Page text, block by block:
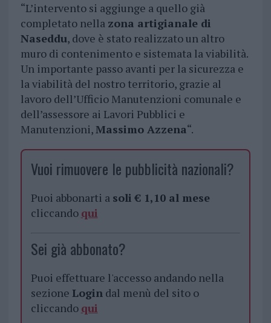
“L’intervento si aggiunge a quello già
completato nella zona artigianale di
Naseddu, dove è stato realizzato un altro
muro di contenimento e sistemata la viabilità.
Un importante passo avanti per la sicurezza e
la viabilità del nostro territorio, grazie al
lavoro dell’Ufficio Manutenzioni comunale e
dell’assessore ai Lavori Pubblici e
Manutenzioni,Massimo Azzena“.
Vuoi rimuovere le pubblicità nazionali?
Puoi abbonarti a soli € 1,10 al mese
cliccando qui
Sei già abbonato?
Puoi effettuare l'accesso andando nella
sezione Logindal menù del sito o
cliccando qui